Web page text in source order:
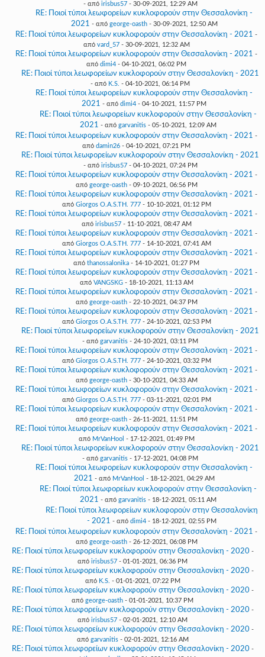
- από irisbus57- 30-09-2021, 12:29 AM
RE: Ποιοί τύποι λεωφορείων κυκλοφορούν στην Θεσσαλονίκη -
2021 - από george-oasth- 30-09-2021, 12:50 AM
RE: Ποιοί τύποι λεωφορείων κυκλοφορούν στην Θεσσαλονίκη - 2021 -
από vard_57- 30-09-2021, 12:32 AM
RE: Ποιοί τύποι λεωφορείων κυκλοφορούν στην Θεσσαλονίκη - 2021 -
από dimi4 - 04-10-2021, 06:02 PM
RE: Ποιοί τύποι λεωφορείων κυκλοφορούν στην Θεσσαλονίκη - 2021
- από K.S. - 04-10-2021, 06:14 PM
RE: Ποιοί τύποι λεωφορείων κυκλοφορούν στην Θεσσαλονίκη -
2021 - από dimi4 - 04-10-2021, 11:57 PM
RE: Ποιοί τύποι λεωφορείων κυκλοφορούν στην Θεσσαλονίκη -
2021 - από garvanitis- 05-10-2021, 12:09 AM
RE: Ποιοί τύποι λεωφορείων κυκλοφορούν στην Θεσσαλονίκη - 2021 -
από damin26 - 04-10-2021, 07:21 PM
RE: Ποιοί τύποι λεωφορείων κυκλοφορούν στην Θεσσαλονίκη - 2021
- από irisbus57- 04-10-2021, 07:24 PM
RE: Ποιοί τύποι λεωφορείων κυκλοφορούν στην Θεσσαλονίκη - 2021 -
από george-oasth- 09-10-2021, 06:56 PM
RE: Ποιοί τύποι λεωφορείων κυκλοφορούν στην Θεσσαλονίκη - 2021 -
από Giorgos O.A.S.TH. 777- 10-10-2021, 01:12 PM
RE: Ποιοί τύποι λεωφορείων κυκλοφορούν στην Θεσσαλονίκη - 2021 -
από irisbus57- 11-10-2021, 08:47 AM
RE: Ποιοί τύποι λεωφορείων κυκλοφορούν στην Θεσσαλονίκη - 2021 -
από Giorgos O.A.S.TH. 777- 14-10-2021, 07:41 AM
RE: Ποιοί τύποι λεωφορείων κυκλοφορούν στην Θεσσαλονίκη - 2021 -
από thanossalonika - 14-10-2021, 01:27 PM
RE: Ποιοί τύποι λεωφορείων κυκλοφορούν στην Θεσσαλονίκη - 2021 -
από VANGSKG- 18-10-2021, 11:13 AM
RE: Ποιοί τύποι λεωφορείων κυκλοφορούν στην Θεσσαλονίκη - 2021 -
από george-oasth- 22-10-2021, 04:37 PM
RE: Ποιοί τύποι λεωφορείων κυκλοφορούν στην Θεσσαλονίκη - 2021 -
από Giorgos O.A.S.TH. 777- 24-10-2021, 02:53 PM
RE: Ποιοί τύποι λεωφορείων κυκλοφορούν στην Θεσσαλονίκη - 2021
- από garvanitis - 24-10-2021, 03:11 PM
RE: Ποιοί τύποι λεωφορείων κυκλοφορούν στην Θεσσαλονίκη - 2021 -
από Giorgos O.A.S.TH. 777- 24-10-2021, 03:32 PM
RE: Ποιοί τύποι λεωφορείων κυκλοφορούν στην Θεσσαλονίκη - 2021 -
από george-oasth- 30-10-2021, 04:33 AM
RE: Ποιοί τύποι λεωφορείων κυκλοφορούν στην Θεσσαλονίκη - 2021 -
από Giorgos O.A.S.TH. 777- 03-11-2021, 02:01 PM
RE: Ποιοί τύποι λεωφορείων κυκλοφορούν στην Θεσσαλονίκη - 2021 -
από george-oasth- 26-11-2021, 11:51 PM
RE: Ποιοί τύποι λεωφορείων κυκλοφορούν στην Θεσσαλονίκη - 2021 -
από MrVanHool - 17-12-2021, 01:49 PM
RE: Ποιοί τύποι λεωφορείων κυκλοφορούν στην Θεσσαλονίκη - 2021
- από garvanitis - 17-12-2021, 04:08 PM
RE: Ποιοί τύποι λεωφορείων κυκλοφορούν στην Θεσσαλονίκη -
2021 - από MrVanHool - 18-12-2021, 04:29 AM
RE: Ποιοί τύποι λεωφορείων κυκλοφορούν στην Θεσσαλονίκη -
2021 - από garvanitis- 18-12-2021, 05:11 AM
RE: Ποιοί τύποι λεωφορείων κυκλοφορούν στην Θεσσαλονίκη
- 2021 - από dimi4 - 18-12-2021, 02:55 PM
RE: Ποιοί τύποι λεωφορείων κυκλοφορούν στην Θεσσαλονίκη - 2021 -
από george-oasth- 26-12-2021, 06:08 PM
RE: Ποιοί τύποι λεωφορείων κυκλοφορούν στην Θεσσαλονίκη - 2020 -
από irisbus57 - 01-01-2021, 06:36 PM
RE: Ποιοί τύποι λεωφορείων κυκλοφορούν στην Θεσσαλονίκη - 2020 -
από K.S. - 01-01-2021, 07:22 PM
RE: Ποιοί τύποι λεωφορείων κυκλοφορούν στην Θεσσαλονίκη - 2020 -
από george-oasth - 01-01-2021, 10:37 PM
RE: Ποιοί τύποι λεωφορείων κυκλοφορούν στην Θεσσαλονίκη - 2020 -
από irisbus57 - 02-01-2021, 12:10 AM
RE: Ποιοί τύποι λεωφορείων κυκλοφορούν στην Θεσσαλονίκη - 2020 -
από garvanitis- 02-01-2021, 12:16 AM
RE: Ποιοί τύποι λεωφορείων κυκλοφορούν στην Θεσσαλονίκη - 2020 -